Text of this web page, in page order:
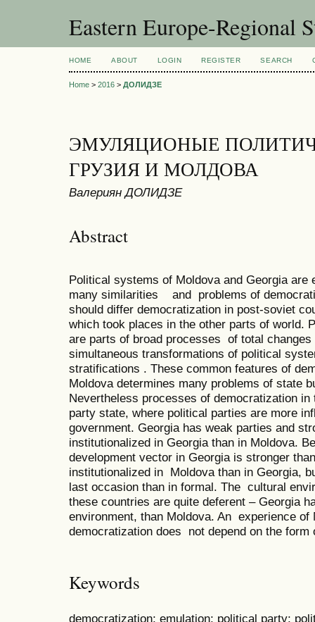
Eastern Europe-Regional
HOME ABOUT LOGIN REGISTER SEARCH
Home > 2016 > ДОЛИДЗЕ
ЭМУЛЯЦИОНЫЕ
ГРУЗИЯ И МОЛДОВА
Валериян ДОЛИДЗЕ
Abstract
Political systems of Moldova and Georgia
many similarities and problems of
should differ democratization in post-soviet
which took places in the other parts of world.
are parts of broad processes of total
simultaneous transformations of political
stratifications . These common features of
Moldova determines many problems of state
Nevertheless processes of democratization
party state, where political parties are more
government. Georgia has weak parties and
institutionalized in Georgia than in Moldova.
development vector in Georgia is stronger
institutionalized in Moldova than in Georgia,
last occasion than in formal. The cultural
these countries are quite deferent – Georgia
environment, than Moldova. An experience
democratization does not depend on the form
Keywords
democratization; emulation; political party;